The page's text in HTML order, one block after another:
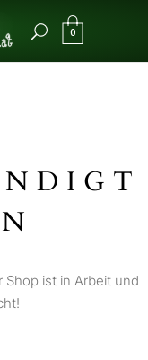
0
S
Shop ist in Arbeit und